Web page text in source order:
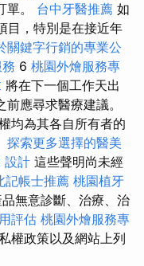
單。 台中牙醫推薦 如
目，特別是在接近年
關鍵字行銷的專業公
6 桃園外燴服務專
將在下一個工作天出
應尋求醫療建議。
均為其各自所有者的
探索更多選擇的醫美
設計 這些聲明尚未經
記帳士推薦 桃園植牙
無意診斷、治療、治
評估 桃園外燴服務專
權政策以及網站上列